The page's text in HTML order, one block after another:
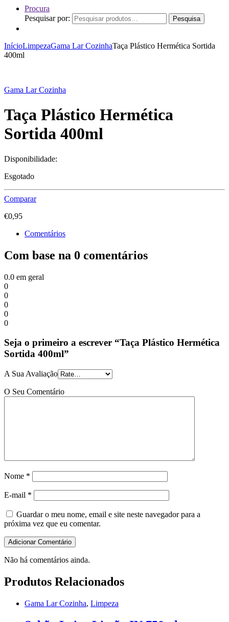
Procura
Pesquisar por:
Pesquisa
InícioLimpezaGama Lar CozinhaTaça Plástico Hermética Sortida
400ml
Gama Lar Cozinha
Taça Plástico Hermética
Sortida 400ml
Disponibilidade:
Esgotado
Comparar
€0,95
Comentários
Com base na 0 comentários
0.0 em geral
0
0
0
0
0
Seja o primeiro a escrever “Taça Plástico Hermética
Sortida 400ml”
A Sua Avaliação
O Seu Comentário
Nome *
E-mail *
Guardar o meu nome, email e site neste navegador para a
próxima vez que eu comentar.
Não há comentários ainda.
Produtos Relacionados
Gama Lar Cozinha, Limpeza